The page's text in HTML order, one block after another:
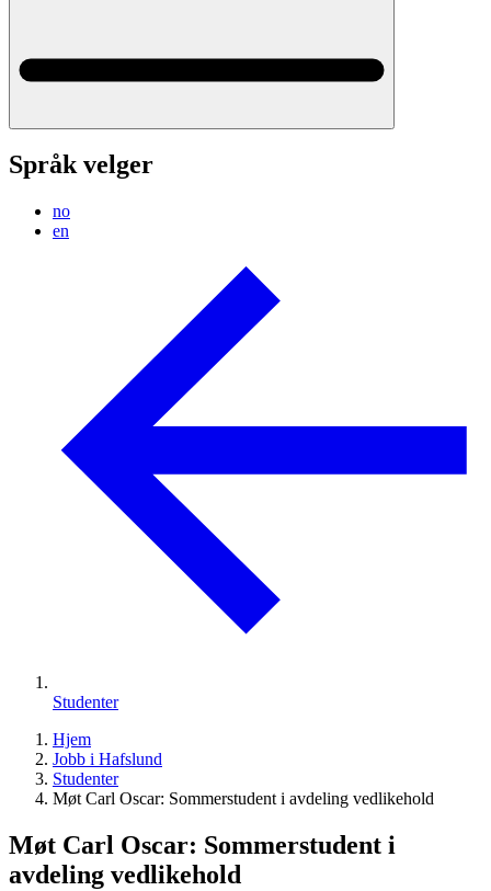
Språk velger
no
en
Studenter
Hjem
Jobb i Hafslund
Studenter
Møt Carl Oscar: Sommerstudent i avdeling vedlikehold
Møt Carl Oscar: Sommerstudent i
avdeling vedlikehold